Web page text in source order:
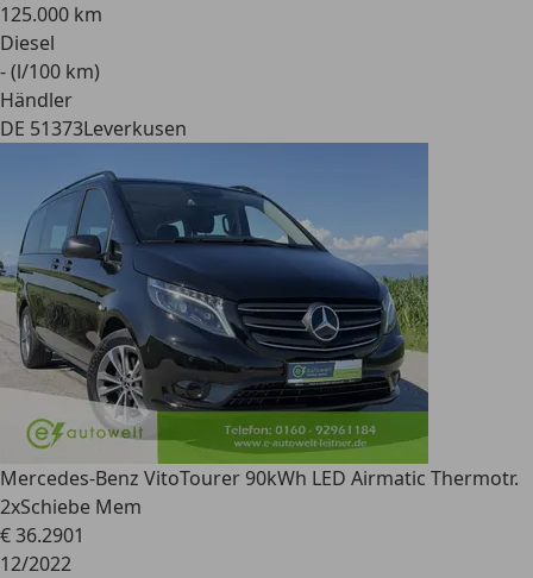
125.000 km
Diesel
- (l/100 km)
Händler
DE 51373Leverkusen
Mercedes-Benz VitoTourer 90kWh LED Airmatic Thermotr.
2xSchiebe Mem
€ 36.2901
12/2022